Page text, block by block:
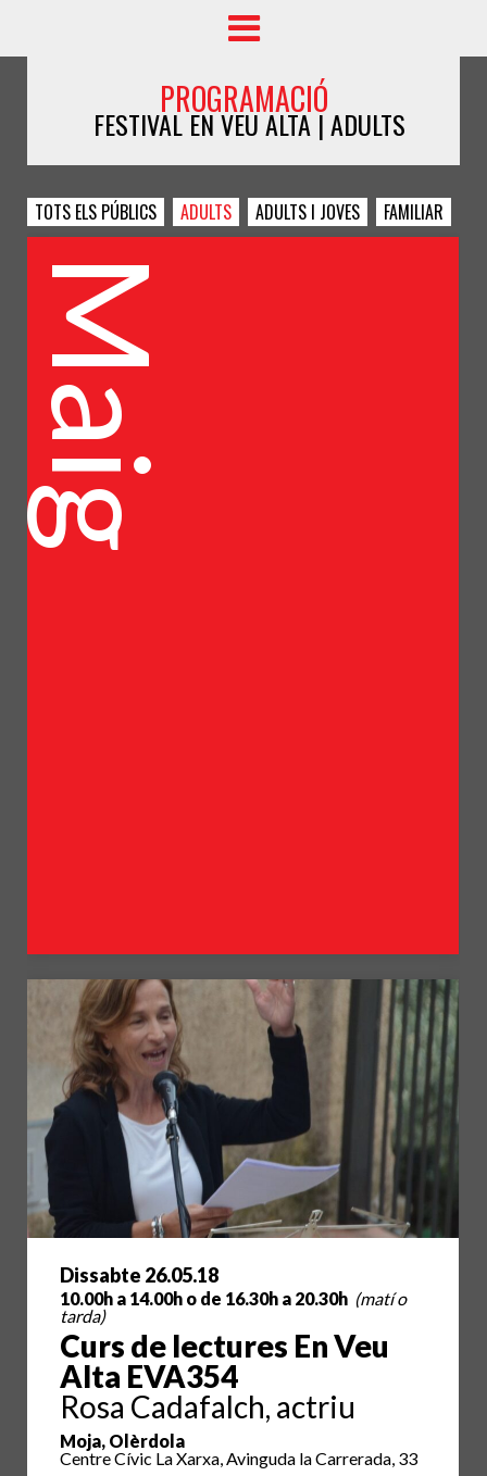
PROGRAMACIÓ
FESTIVAL EN VEU ALTA | ADULTS
TOTS ELS PÚBLICS ADULTS ADULTS I JOVES FAMILIAR
Maig
Dissabte 26.05.18
10.00h a 14.00h o de 16.30h a 20.30h (matí o
tarda)
Curs de lectures En Veu
Alta EVA354
Rosa Cadafalch, actriu
Moja, Olèrdola
Centre Cívic La Xarxa, Avinguda la Carrerada, 33